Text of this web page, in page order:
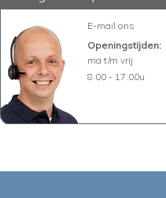
E-mail ons
Openingstijden:
ma t/m vrij
8.00 - 17.00u